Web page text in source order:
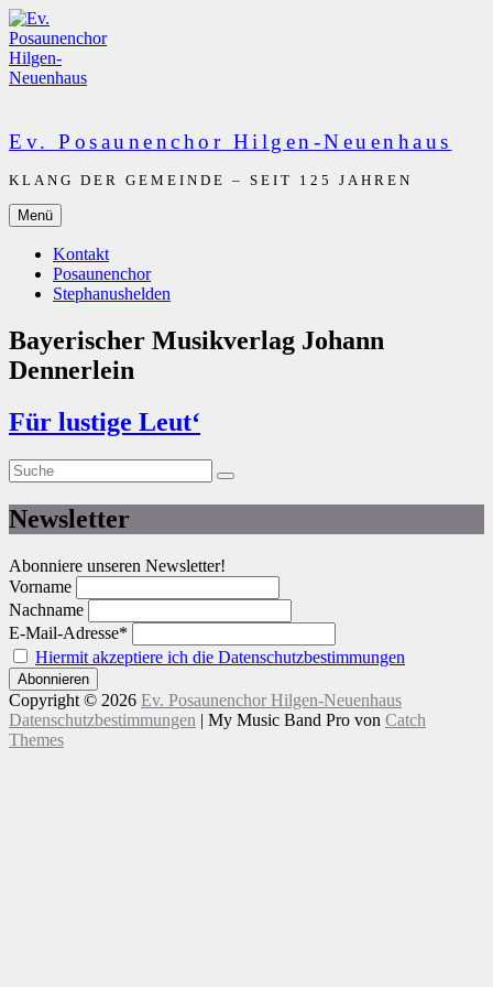
Zum
Inhalt
springen
Ev. Posaunenchor Hilgen-Neuenhaus
KLANG DER GEMEINDE – SEIT 125 JAHREN
Menü
Kontakt
Posaunenchor
Stephanushelden
Bayerischer Musikverlag Johann
Dennerlein
Für lustige Leut‘
Suche
nach:
Suche
Newsletter
Abonniere unseren Newsletter!
Vorname
Nachname
E-Mail-Adresse*
Hiermit akzeptiere ich die Datenschutzbestimmungen
Copyright © 2026 Ev. Posaunenchor Hilgen-Neuenhaus
Datenschutzbestimmungen | My Music Band Pro von Catch
Themes